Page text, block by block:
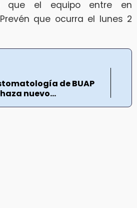
que el equipo entre en
que ocurra el lunes 2
de BUAP
nuevo...